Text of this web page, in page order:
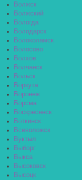
Волжск
Волжский
Вологда
Володарск
Волоколамск
Волосово
Волхов
Волчанск
Вольск
Воркута
Воронеж
Ворсма
Воскресенск
Воткинск
Всеволожск
Вуктыл
Выборг
Выкса
Высоковск
Высоцк